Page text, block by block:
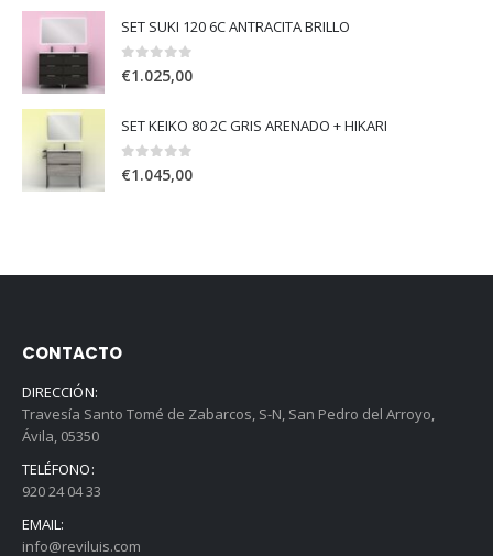
SET SUKI 120 6C ANTRACITA BRILLO
0 out of 5
€1.025,00
SET KEIKO 80 2C GRIS ARENADO + HIKARI
0 out of 5
€1.045,00
CONTACTO
DIRECCIÓN:
Travesía Santo Tomé de Zabarcos, S-N, San Pedro del Arroyo,
Ávila, 05350
TELÉFONO:
920 24 04 33
EMAIL:
info@reviluis.com